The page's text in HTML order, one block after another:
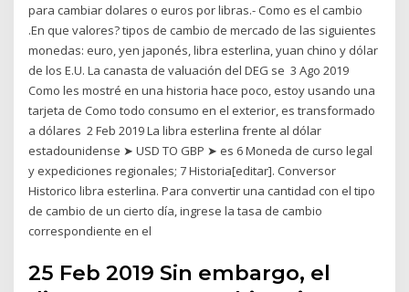
para cambiar dolares o euros por libras.- Como es el cambio
.En que valores? tipos de cambio de mercado de las siguientes
monedas: euro, yen japonés, libra esterlina, yuan chino y dólar
de los E.U. La canasta de valuación del DEG se 3 Ago 2019
Como les mostré en una historia hace poco, estoy usando una
tarjeta de Como todo consumo en el exterior, es transformado
a dólares 2 Feb 2019 La libra esterlina frente al dólar
estadounidense ➤ USD TO GBP ➤ es 6 Moneda de curso legal
y expediciones regionales; 7 Historia[editar]. Conversor
Historico libra esterlina. Para convertir una cantidad con el tipo
de cambio de un cierto día, ingrese la tasa de cambio
correspondiente en el
25 Feb 2019 Sin embargo, el